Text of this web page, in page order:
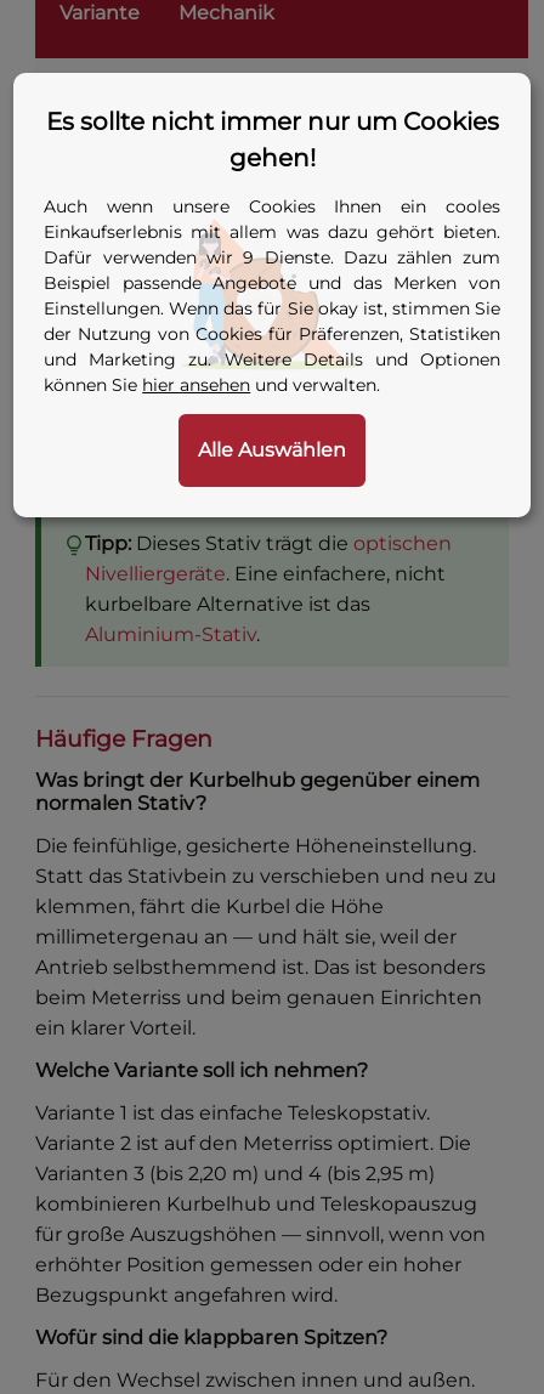
Variante Mechanik
Kurbelhub, ideal für Meterriss
3
Kurbelhub + Teleskopauszug, bis
2,20 m
Kurbelhub + Teleskopauszug, bis
2,95 m
Alle Varianten: Schnellklemmung, wetterfestes
Aluminium, 5/8″-11-Gewinde, Farbe schwarz. Die
Varianten 2, 3 und 4 mit klappbaren
Tipp: Dieses Stativ trägt die optischen
Nivelliergeräte. Eine einfachere, nicht
kurbelbare Alternative ist das
Aluminium-Stativ.
Häufige Fragen
Was bringt der Kurbelhub gegenüber einem
normalen Stativ?
Die feinfühlige, gesicherte Höheneinstellung.
Statt das Stativbein zu verschieben und neu zu
klemmen, fährt die Kurbel die Höhe
millimetergenau an — und hält sie, weil der
Antrieb selbsthemmend ist. Das ist besonders
beim Meterriss und beim genauen Einrichten
ein klarer Vorteil.
Welche Variante soll ich nehmen?
Variante 1 ist das einfache Teleskopstativ.
Variante 2 ist auf den Meterriss optimiert. Die
Varianten 3 (bis 2,20 m) und 4 (bis 2,95 m)
kombinieren Kurbelhub und Teleskopauszug
für große Auszugshöhen — sinnvoll, wenn von
erhöhter Position gemessen oder ein hoher
Bezugspunkt angefahren wird.
Wofür sind die klappbaren Spitzen?
Für den Wechsel zwischen innen und außen.
Es sollte nicht immer nur um Cookies
gehen!
Auch wenn unsere Cookies Ihnen ein cooles
Einkaufserlebnis mit allem was dazu gehört bieten.
Dafür verwenden wir 9 Dienste. Dazu zählen zum
Beispiel passende Angebote und das Merken von
Einstellungen. Wenn das für Sie okay ist, stimmen Sie
der Nutzung von Cookies für Präferenzen, Statistiken
und Marketing zu. Weitere Details und Optionen
können Sie hier ansehen und verwalten.
Alle Auswählen